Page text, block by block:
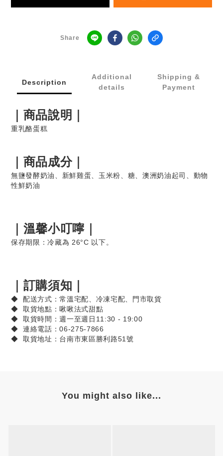
Share
Description
Additional
details
Shipping &
Payment
｜商品說明｜
重乳酪蛋糕
商品成分｜
無鹽發酵奶油、新鮮雞蛋、玉米粉、糖、澳洲奶油起司、動物
性鮮奶油
｜溫馨小叮嚀｜
保存期限：冷藏為 26°C 以下。
｜訂購須知｜
◆ 配送方式：常溫宅配、冷凍宅配、門市取貨
◆ 取貨地點：啾啾法式甜點
◆ 取貨時間：週一至週日11:30 - 19:00
◆ 連絡電話：06-275-7866
◆ 取貨地址：台南市東區勝利路51號
You might also like...